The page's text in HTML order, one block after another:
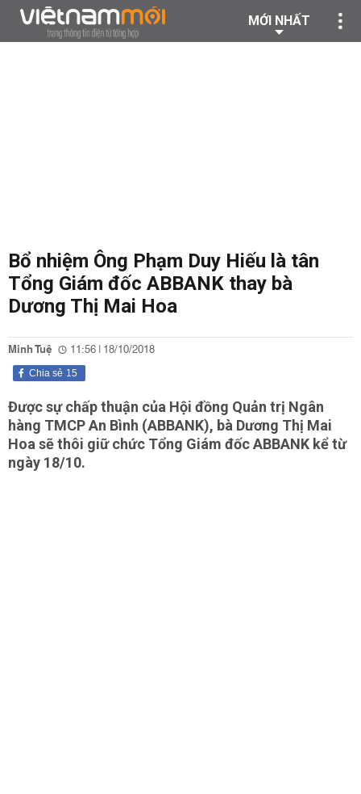
MỚI NHẤT
Bổ nhiệm Ông Phạm Duy Hiếu là tân
Tổng Giám đốc ABBANK thay bà
Dương Thị Mai Hoa
Minh Tuệ 11:56 | 18/10/2018
15
Chia sẻ
Được sự chấp thuận của Hội đồng Quản trị Ngân
hàng TMCP An Bình (ABBANK), bà Dương Thị Mai
Hoa sẽ thôi giữ chức Tổng Giám đốc ABBANK kể từ
ngày 18/10.